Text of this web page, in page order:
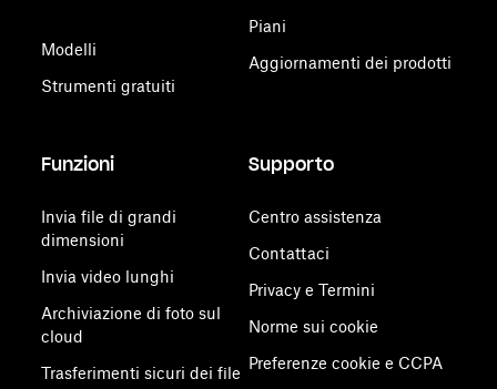
Modelli
Strumenti gratuiti
Piani
Aggiornamenti dei prodotti
Funzioni
Invia file di grandi
dimensioni
Invia video lunghi
Archiviazione di foto sul
cloud
Trasferimenti sicuri dei file
Supporto
Centro assistenza
Contattaci
Privacy e Termini
Norme sui cookie
Preferenze cookie e CCPA